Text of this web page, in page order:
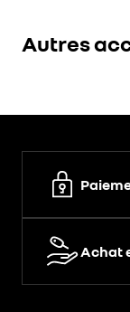
Autres
Achat